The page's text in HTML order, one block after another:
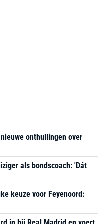
onthullingen over
als bondscoach: 'Dát
keuze voor Feyenoord: